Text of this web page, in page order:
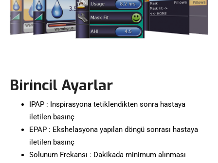
Birincil Ayarlar
IPAP : Inspirasyona tetiklendikten sonra hastaya
iletilen basınç
EPAP : Ekshelasyona yapılan döngü sonrası hastaya
iletilen basınç
Solunum Frekansı : Dakikada minimum alınması